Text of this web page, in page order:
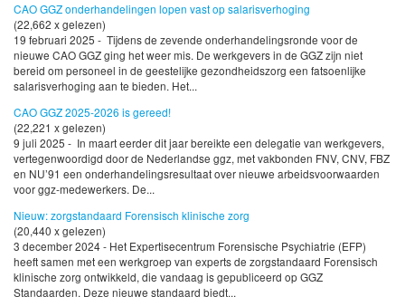
CAO GGZ onderhandelingen lopen vast op salarisverhoging
(22,662 x gelezen)
19 februari 2025 - Tijdens de zevende onderhandelingsronde voor de
nieuwe CAO GGZ ging het weer mis. De werkgevers in de GGZ zijn niet
bereid om personeel in de geestelijke gezondheidszorg een fatsoenlijke
salarisverhoging aan te bieden. Het...
CAO GGZ 2025-2026 is gereed!
(22,221 x gelezen)
9 juli 2025 - In maart eerder dit jaar bereikte een delegatie van werkgevers,
vertegenwoordigd door de Nederlandse ggz, met vakbonden FNV, CNV, FBZ
en NU’91 een onderhandelingsresultaat over nieuwe arbeidsvoorwaarden
voor ggz-medewerkers. De...
Nieuw: zorgstandaard Forensisch klinische zorg
(20,440 x gelezen)
3 december 2024 - Het Expertisecentrum Forensische Psychiatrie (EFP)
heeft samen met een werkgroep van experts de zorgstandaard Forensisch
klinische zorg ontwikkeld, die vandaag is gepubliceerd op GGZ
Standaarden. Deze nieuwe standaard biedt...